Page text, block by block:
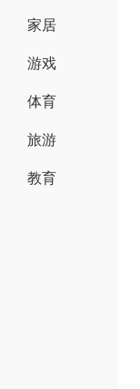
家居
游戏
体育
旅游
教育